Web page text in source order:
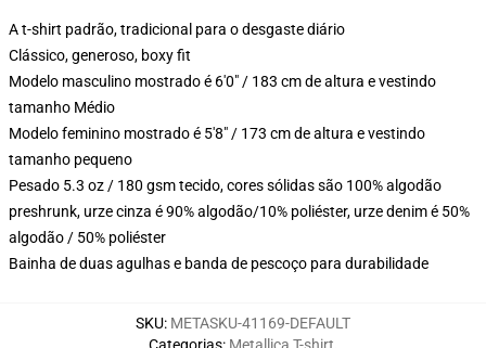
A t-shirt padrão, tradicional para o desgaste diário
Clássico, generoso, boxy fit
Modelo masculino mostrado é 6'0" / 183 cm de altura e vestindo
tamanho Médio
Modelo feminino mostrado é 5'8" / 173 cm de altura e vestindo
tamanho pequeno
Pesado 5.3 oz / 180 gsm tecido, cores sólidas são 100% algodão
preshrunk, urze cinza é 90% algodão/10% poliéster, urze denim é 50%
algodão / 50% poliéster
Bainha de duas agulhas e banda de pescoço para durabilidade
SKU: METASKU-41169-DEFAULT